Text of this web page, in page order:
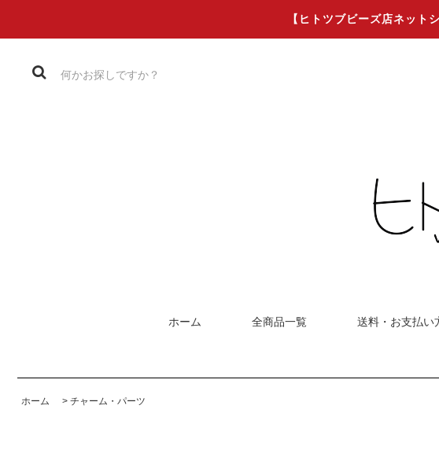
【ヒトツブビーズ店ネット
ホーム 全商品一覧 送料・お支払い
ホーム > チャーム・パーツ